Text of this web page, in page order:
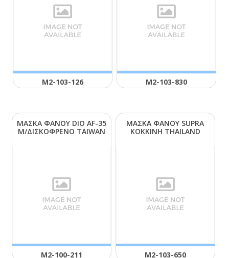
Μ2-103-126 Μ2-103-830
ΜΑΣΚΑ ΦΑΝΟΥ DΙΟ ΑF-35
Μ/ΔΙΣΚΟΦΡΕΝΟ ΤΑΙWΑΝ
Μ2-100-211
ΜΑΣΚΑ ΦΑΝΟΥ SUΡRΑ
ΚΟΚΚΙΝΗ ΤΗΑΙLΑΝD
Μ2-103-650